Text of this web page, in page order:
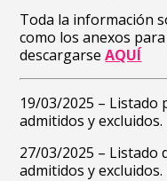
Toda la información
como los anexos
descargarseAQUÍ
19/03/2025 –
admitidos y
27/03/2025 – Listado
admitidos y